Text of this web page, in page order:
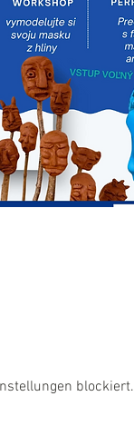
blockiert.